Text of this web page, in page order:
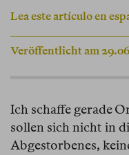
Lea este artículo en
Veröffentlicht am
Ich schaffe gerade
sollen sich nicht in
Abgestorbenes,